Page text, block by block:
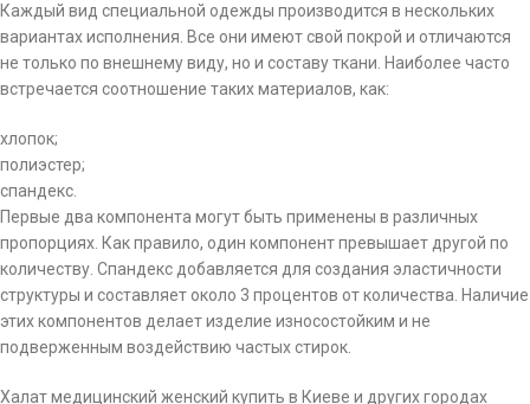
Каждый вид специальной одежды производится в нескольких
вариантах исполнения. Все они имеют свой покрой и отличаются
не только по внешнему виду, но и составу ткани. Наиболее часто
встречается соотношение таких материалов, как:
хлопок;
полиэстер;
спандекс.
Первые два компонента могут быть применены в различных
пропорциях. Как правило, один компонент превышает другой по
количеству. Спандекс добавляется для создания эластичности
структуры и составляет около 3 процентов от количества. Наличие
этих компонентов делает изделие износостойким и не
подверженным воздействию частых стирок.
Халат медицинский женский купить в Киеве и других городах